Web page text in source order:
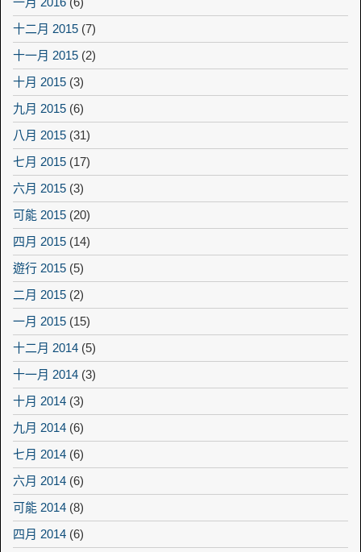
十二月 2015 (7)
十一月 2015 (2)
十月 2015 (3)
九月 2015 (6)
八月 2015 (31)
七月 2015 (17)
六月 2015 (3)
可能 2015 (20)
四月 2015 (14)
遊行 2015 (5)
二月 2015 (2)
一月 2015 (15)
十二月 2014 (5)
十一月 2014 (3)
十月 2014 (3)
九月 2014 (6)
七月 2014 (6)
六月 2014 (6)
可能 2014 (8)
四月 2014 (6)